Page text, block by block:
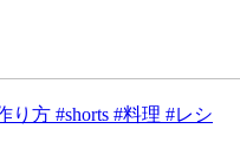
方 #shorts #料理 #レシ